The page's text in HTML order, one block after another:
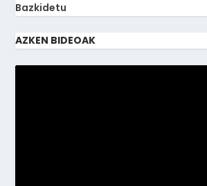
Bazkidetu
AZKEN BIDEOAK